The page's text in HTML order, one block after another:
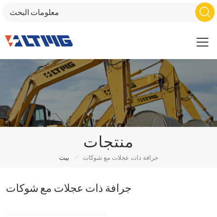
منتجات
بيت / جرافة ذات عجلات مع شوكات
جرافة ذات عجلات مع شوكات